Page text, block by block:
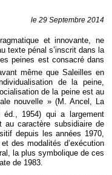
le 29 Septembre 2014
et innovante, ne
texte pénal s’inscrit dans la
peines est consacré dans
même que Saleilles en
de la peine,
de la peine est au
nouvelle » (M. Ancel, La
éd., 1954) qui a largement
au caractère subsidiaire de
depuis les années 1970,
des modalités d’exécution
la plus symbolique de ces
de 1983.